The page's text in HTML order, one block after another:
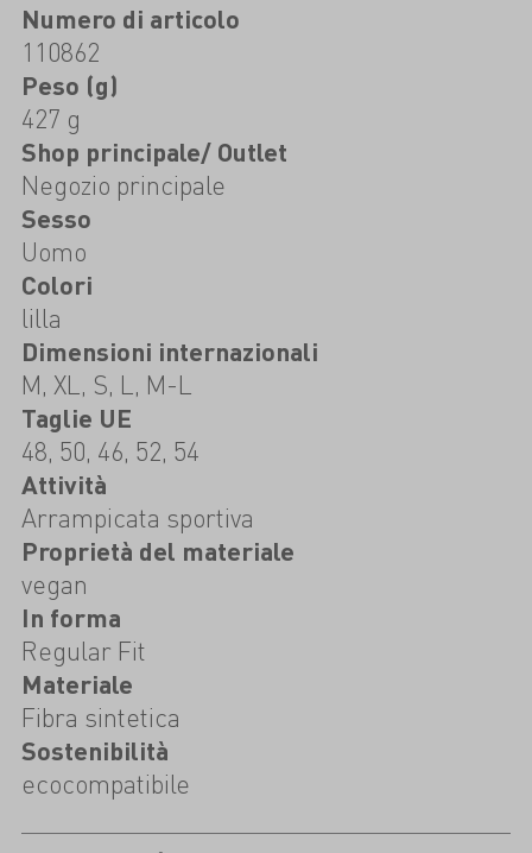
Numero di articolo
110862
Peso (g)
427 g
Shop principale/ Outlet
Negozio principale
Sesso
Uomo
Colori
lilla
Dimensioni internazionali
M, XL, S, L, M-L
Taglie UE
48, 50, 46, 52, 54
Attività
Arrampicata sportiva
Proprietà del materiale
vegan
In forma
Regular Fit
Materiale
Fibra sintetica
Sostenibilità
ecocompatibile